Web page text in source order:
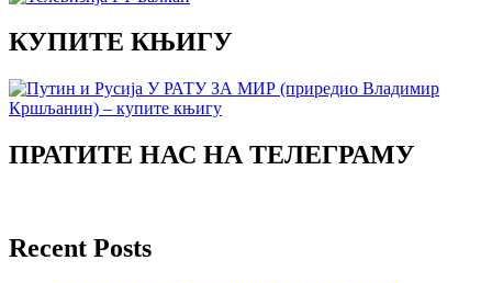
КУПИТЕ КЊИГУ
ПРАТИТЕ НАС НА ТЕЛЕГРАМУ
Recent Posts